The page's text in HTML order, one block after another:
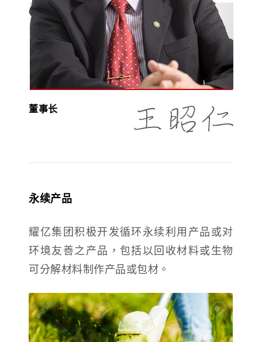
董事长
永续产品
耀亿集团积极开发循环永续利用产品或对
环境友善之产品，包括以回收材料或生物
可分解材料制作产品或包材。